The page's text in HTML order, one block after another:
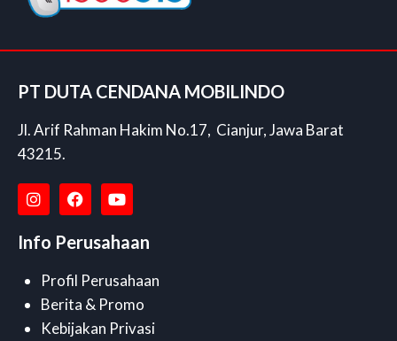
PT DUTA CENDANA MOBILINDO
Jl. Arif Rahman Hakim No.17, Cianjur, Jawa Barat
43215.
Info Perusahaan
Profil Perusahaan
Berita & Promo
Kebijakan Privasi